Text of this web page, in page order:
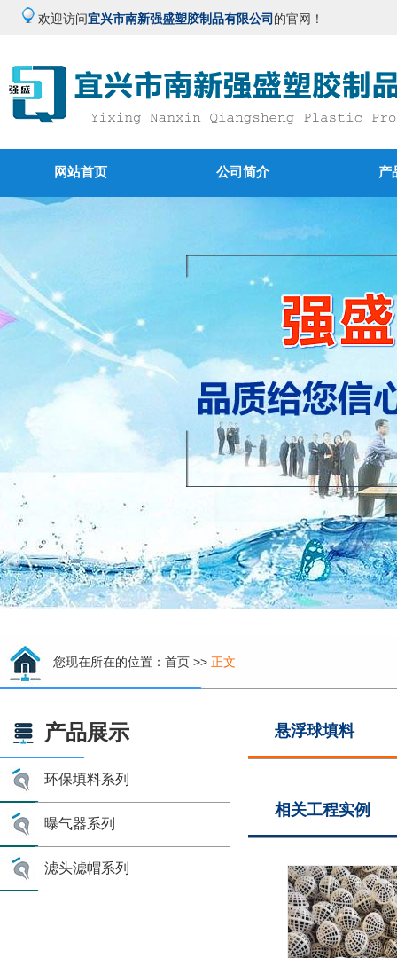
欢迎访问宜兴市南新强盛塑胶制品有限公司 的官网！
网站首页 公司简介 产
您现在所在的位置： 首页 >> 正文
产品展示
环保填料系列
曝气器系列
滤头滤帽系列
悬浮球填料
相关工程实例